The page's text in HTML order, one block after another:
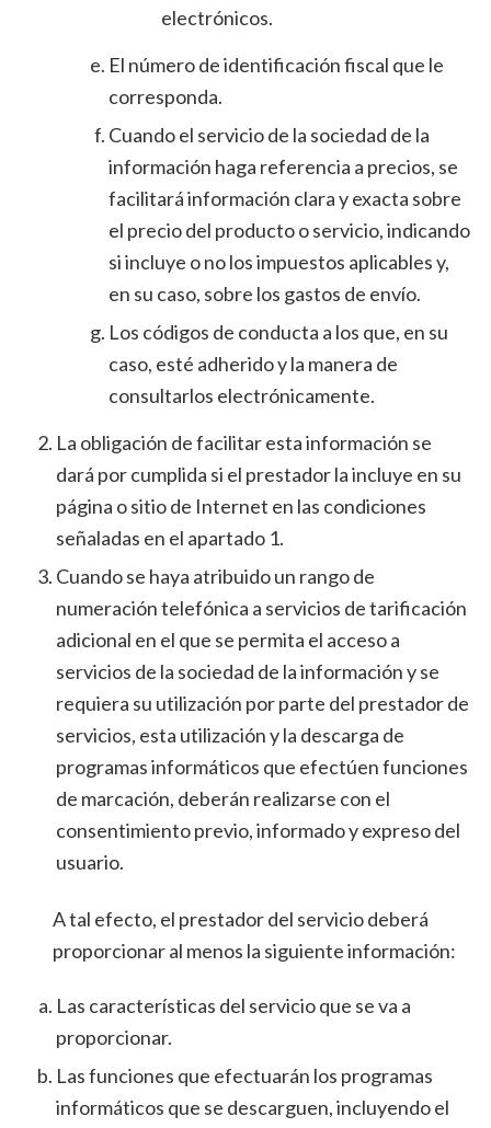
electrónicos.
El número de identificación fiscal que le
corresponda.
Cuando el servicio de la sociedad de la
información haga referencia a precios, se
facilitará información clara y exacta sobre
el precio del producto o servicio, indicando
si incluye o no los impuestos aplicables y,
en su caso, sobre los gastos de envío.
Los códigos de conducta a los que, en su
caso, esté adherido y la manera de
consultarlos electrónicamente.
La obligación de facilitar esta información se
dará por cumplida si el prestador la incluye en su
página o sitio de Internet en las condiciones
señaladas en el apartado 1.
Cuando se haya atribuido un rango de
numeración telefónica a servicios de tarificación
adicional en el que se permita el acceso a
servicios de la sociedad de la información y se
requiera su utilización por parte del prestador de
servicios, esta utilización y la descarga de
programas informáticos que efectúen funciones
de marcación, deberán realizarse con el
consentimiento previo, informado y expreso del
usuario.
A tal efecto, el prestador del servicio deberá
proporcionar al menos la siguiente información:
Las características del servicio que se va a
proporcionar.
Las funciones que efectuarán los programas
informáticos que se descarguen, incluyendo el